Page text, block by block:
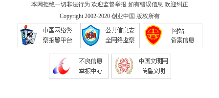
本网拒绝一切非法行为 欢迎监督举报 如有错误信息 欢迎纠正
Copyright 2002-2020 创业中国 版权所有